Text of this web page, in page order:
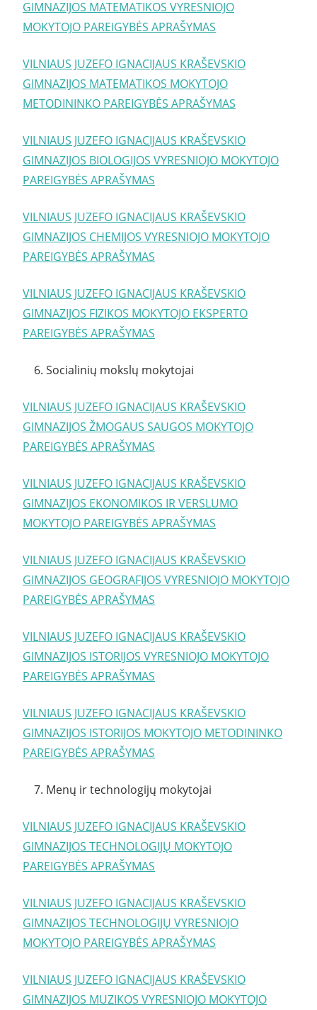
GIMNAZIJOS MATEMATIKOS VYRESNIOJO
MOKYTOJO PAREIGYBĖS APRAŠYMAS
VILNIAUS JUZEFO IGNACIJAUS KRAŠEVSKIO
GIMNAZIJOS MATEMATIKOS MOKYTOJO
METODININKO PAREIGYBĖS APRAŠYMAS
VILNIAUS JUZEFO IGNACIJAUS KRAŠEVSKIO
GIMNAZIJOS BIOLOGIJOS VYRESNIOJO MOKYTOJO
PAREIGYBĖS APRAŠYMAS
VILNIAUS JUZEFO IGNACIJAUS KRAŠEVSKIO
GIMNAZIJOS CHEMIJOS VYRESNIOJO MOKYTOJO
PAREIGYBĖS APRAŠYMAS
VILNIAUS JUZEFO IGNACIJAUS KRAŠEVSKIO
GIMNAZIJOS FIZIKOS MOKYTOJO EKSPERTO
PAREIGYBĖS APRAŠYMAS
6. Socialinių mokslų mokytojai
VILNIAUS JUZEFO IGNACIJAUS KRAŠEVSKIO
GIMNAZIJOS ŽMOGAUS SAUGOS MOKYTOJO
PAREIGYBĖS APRAŠYMAS
VILNIAUS JUZEFO IGNACIJAUS KRAŠEVSKIO
GIMNAZIJOS EKONOMIKOS IR VERSLUMO
MOKYTOJO PAREIGYBĖS APRAŠYMAS
VILNIAUS JUZEFO IGNACIJAUS KRAŠEVSKIO
GIMNAZIJOS GEOGRAFIJOS VYRESNIOJO MOKYTOJO
PAREIGYBĖS APRAŠYMAS
VILNIAUS JUZEFO IGNACIJAUS KRAŠEVSKIO
GIMNAZIJOS ISTORIJOS VYRESNIOJO MOKYTOJO
PAREIGYBĖS APRAŠYMAS
VILNIAUS JUZEFO IGNACIJAUS KRAŠEVSKIO
GIMNAZIJOS ISTORIJOS MOKYTOJO METODININKO
PAREIGYBĖS APRAŠYMAS
7. Menų ir technologijų mokytojai
VILNIAUS JUZEFO IGNACIJAUS KRAŠEVSKIO
GIMNAZIJOS TECHNOLOGIJŲ MOKYTOJO
PAREIGYBĖS APRAŠYMAS
VILNIAUS JUZEFO IGNACIJAUS KRAŠEVSKIO
GIMNAZIJOS TECHNOLOGIJŲ VYRESNIOJO
MOKYTOJO PAREIGYBĖS APRAŠYMAS
VILNIAUS JUZEFO IGNACIJAUS KRAŠEVSKIO
GIMNAZIJOS MUZIKOS VYRESNIOJO MOKYTOJO